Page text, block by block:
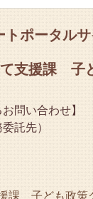
トポータル
支援課 子
問い合わせ】
託先）
課 子ども政策